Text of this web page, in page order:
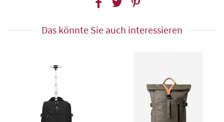
Das könnte Sie auch interessieren